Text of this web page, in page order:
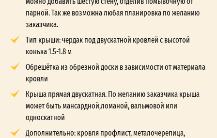
парной. Так же возможна любая планировка по желанию
заказчика.
Тип крыши: чердак под двускатной кровлей с высотой
конька 1.5-1.8 м
Обрешётка из обрезной доски в зависимости от материала
кровли
Крыша прямая двускатная. По желанию заказчика крыша
может быть мансардной,ломаной, вальмовой или
односкатной
Дополнительно: кровля профлист, металочерепица,